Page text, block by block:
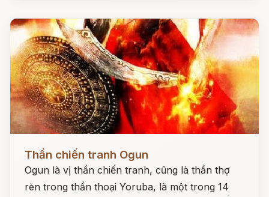
Đọc ngay
Thần chiến tranh Ogun
Ogun là vị thần chiến tranh, cũng là thần thợ
rèn trong thần thoại Yoruba, là một trong 14